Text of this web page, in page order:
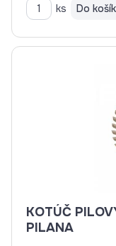
ks Do
KOTÚČ
PILANA